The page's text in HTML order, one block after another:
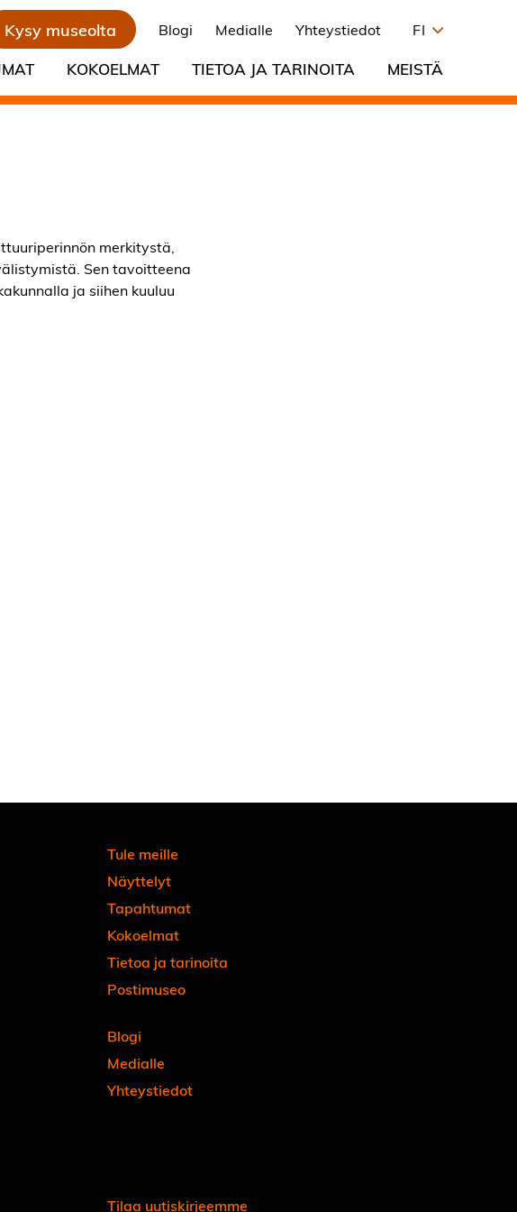
Kysy museolta Blogi Medialle Yhteystiedot FI
KOKOELMAT TIETOA JA TARINOITA MEISTÄ
merkitystä,
Sen tavoitteena
ja siihen kuuluu
Tule meille
Näyttelyt
Tapahtumat
Kokoelmat
Tietoa ja tarinoita
Postimuseo
Blogi
Medialle
Yhteystiedot
Tilaa uutiskirjeemme